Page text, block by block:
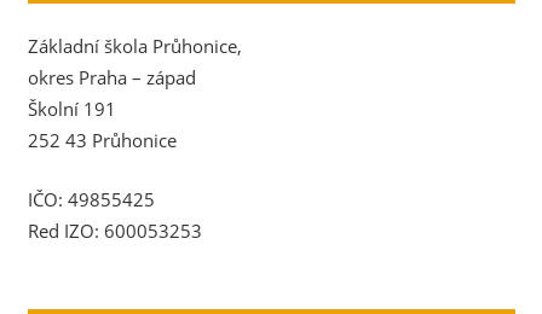
Základní škola Průhonice,
okres Praha – západ
Školní 191
252 43 Průhonice
IČO: 49855425
Red IZO: 600053253